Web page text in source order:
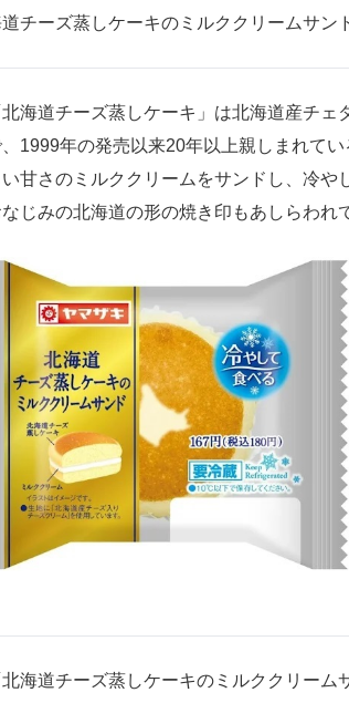
チーズ蒸しケーキのミルククリームサン
海道チーズ蒸しケーキ」は北海道産チェ
1999年の発売以来20年以上親しまれて
甘さのミルククリームをサンドし、冷
じみの北海道の形の焼き印もあしらわれ
海道チーズ蒸しケーキのミルククリーム